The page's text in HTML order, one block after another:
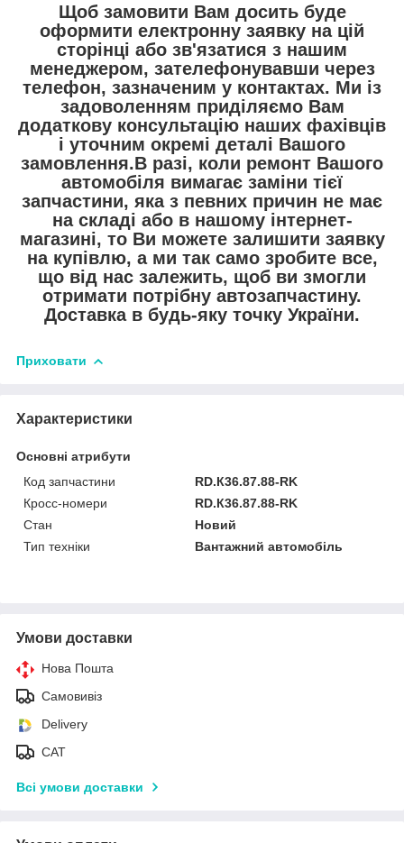
Щоб замовити Вам досить буде
оформити електронну заявку на цій
сторінці або зв'язатися з нашим
менеджером, зателефонувавши через
телефон, зазначеним у контактах. Ми із
задоволенням приділяємо Вам
додаткову консультацію наших фахівців
і уточним окремі деталі Вашого
замовлення.В разі, коли ремонт Вашого
автомобіля вимагає заміни тієї
запчастини, яка з певних причин не має
на складі або в нашому інтернет-
магазині, то Ви можете залишити заявку
на купівлю, а ми так само зробите все,
що від нас залежить, щоб ви змогли
отримати потрібну автозапчастину.
Доставка в будь-яку точку України.
Приховати
Характеристики
Основні атрибути
Код запчастини
RD.К36.87.88-RK
Кросс-номери
RD.К36.87.88-RK
Стан
Новий
Тип техніки
Вантажний автомобіль
Умови доставки
Нова Пошта
Самовивіз
Delivery
САТ
Всі умови доставки